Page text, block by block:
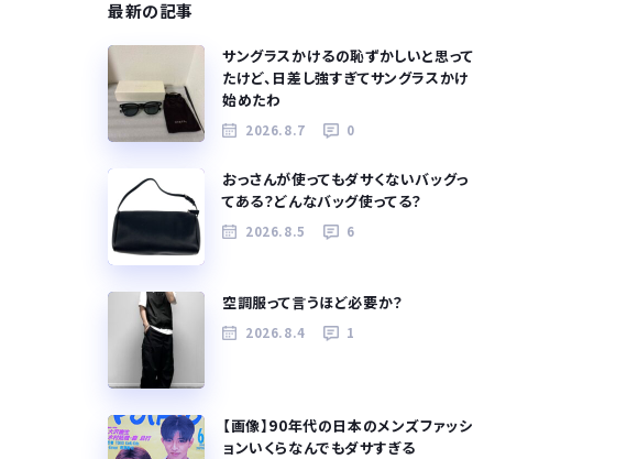
最新の記事
サングラスかけるの恥ずかしいと思って
たけど、日差し強すぎてサングラスかけ
始めたわ
2026.8.7 0
おっさんが使ってもダサくないバッグっ
てある？どんなバッグ使ってる？
2026.8.5 6
空調服って言うほど必要か？
2026.8.4 1
【画像】90年代の日本のメンズファッシ
ョンいくらなんでもダサすぎる